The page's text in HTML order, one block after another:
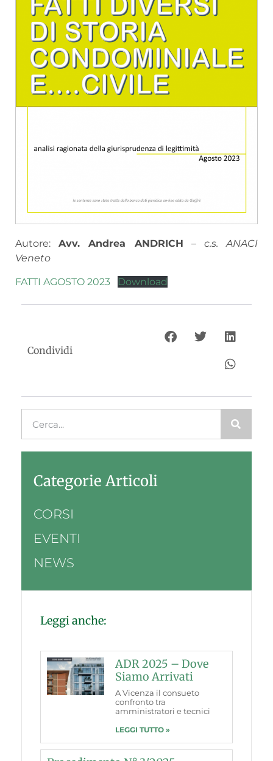
Autore:Avv. Andrea ANDRICH – c.s. ANACI
Veneto
FATTI AGOSTO 2023 Download
Condividi
Categorie Articoli
CORSI
EVENTI
NEWS
Leggi anche:
ADR 2025 – Dove
Siamo Arrivati
A Vicenza il consueto
confronto tra
amministratori e tecnici
LEGGI TUTTO »